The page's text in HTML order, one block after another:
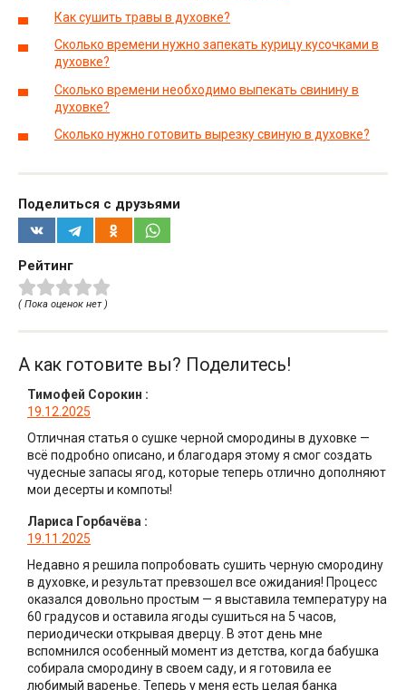
Как сушить травы в духовке?
Сколько времени нужно запекать курицу кусочками в
духовке?
Сколько времени необходимо выпекать свинину в
духовке?
Сколько нужно готовить вырезку свиную в духовке?
Поделиться с друзьями
Рейтинг
( Пока оценок нет )
А как готовите вы? Поделитесь!
Тимофей Сорокин :
19.12.2025
Отличная статья о сушке черной смородины в духовке —
всё подробно описано, и благодаря этому я смог создать
чудесные запасы ягод, которые теперь отлично дополняют
мои десерты и компоты!
Лариса Горбачёва :
19.11.2025
Недавно я решила попробовать сушить черную смородину
в духовке, и результат превзошел все ожидания! Процесс
оказался довольно простым — я выставила температуру на
60 градусов и оставила ягоды сушиться на 5 часов,
периодически открывая дверцу. В этот день мне
вспомнился особенный момент из детства, когда бабушка
собирала смородину в своем саду, и я готовила ее
любимый варенье. Теперь у меня есть целая банка